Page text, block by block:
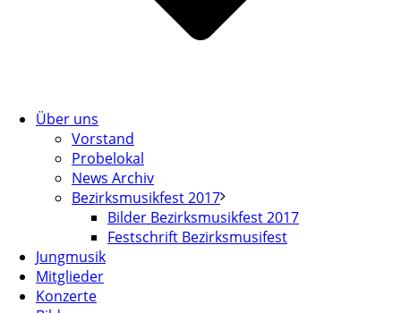
Über uns
Vorstand
Probelokal
News Archiv
Bezirksmusikfest 2017
Bilder Bezirksmusikfest 2017
Festschrift Bezirksmusifest
Jungmusik
Mitglieder
Konzerte